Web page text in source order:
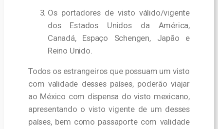
Os portadores de visto válido/vigente
dos Estados Unidos da América,
Canadá, Espaço Schengen, Japão e
Reino Unido.
Todos os estrangeiros que possuam um visto
com validade desses países, poderão viajar
ao México com dispensa do visto mexicano,
apresentando o visto vigente de um desses
países, bem como passaporte com validade